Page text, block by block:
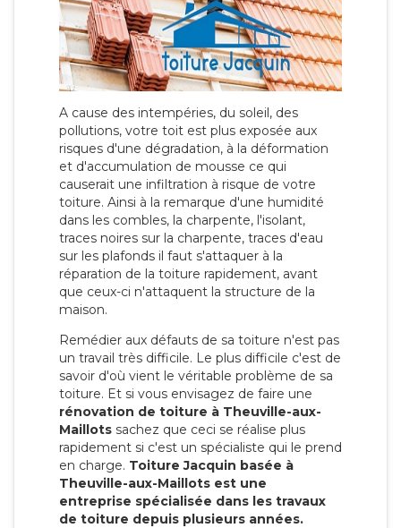
A cause des intempéries, du soleil, des
pollutions, votre toit est plus exposée aux
risques d'une dégradation, à la déformation
et d'accumulation de mousse ce qui
causerait une infiltration à risque de votre
toiture. Ainsi à la remarque d'une humidité
dans les combles, la charpente, l'isolant,
traces noires sur la charpente, traces d'eau
sur les plafonds il faut s'attaquer à la
réparation de la toiture rapidement, avant
que ceux-ci n'attaquent la structure de la
maison.
Remédier aux défauts de sa toiture n'est pas
un travail très difficile. Le plus difficile c'est de
savoir d'où vient le véritable problème de sa
toiture. Et si vous envisagez de faire une
rénovation de toiture à Theuville-aux-
Maillots sachez que ceci se réalise plus
rapidement si c'est un spécialiste qui le prend
en charge. Toiture Jacquin basée à
Theuville-aux-Maillots est une
entreprise spécialisée dans les travaux
de toiture depuis plusieurs années.